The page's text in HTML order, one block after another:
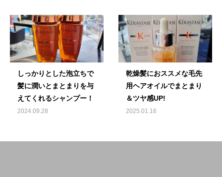
しっかりとした泡立ちで
髪に潤いとまとまりを与
えてくれるシャンプー！
2024.09.28
乾燥髪におススメな毛先
用ヘアオイルでまとまり
＆ツヤ感UP!
2025.01.16